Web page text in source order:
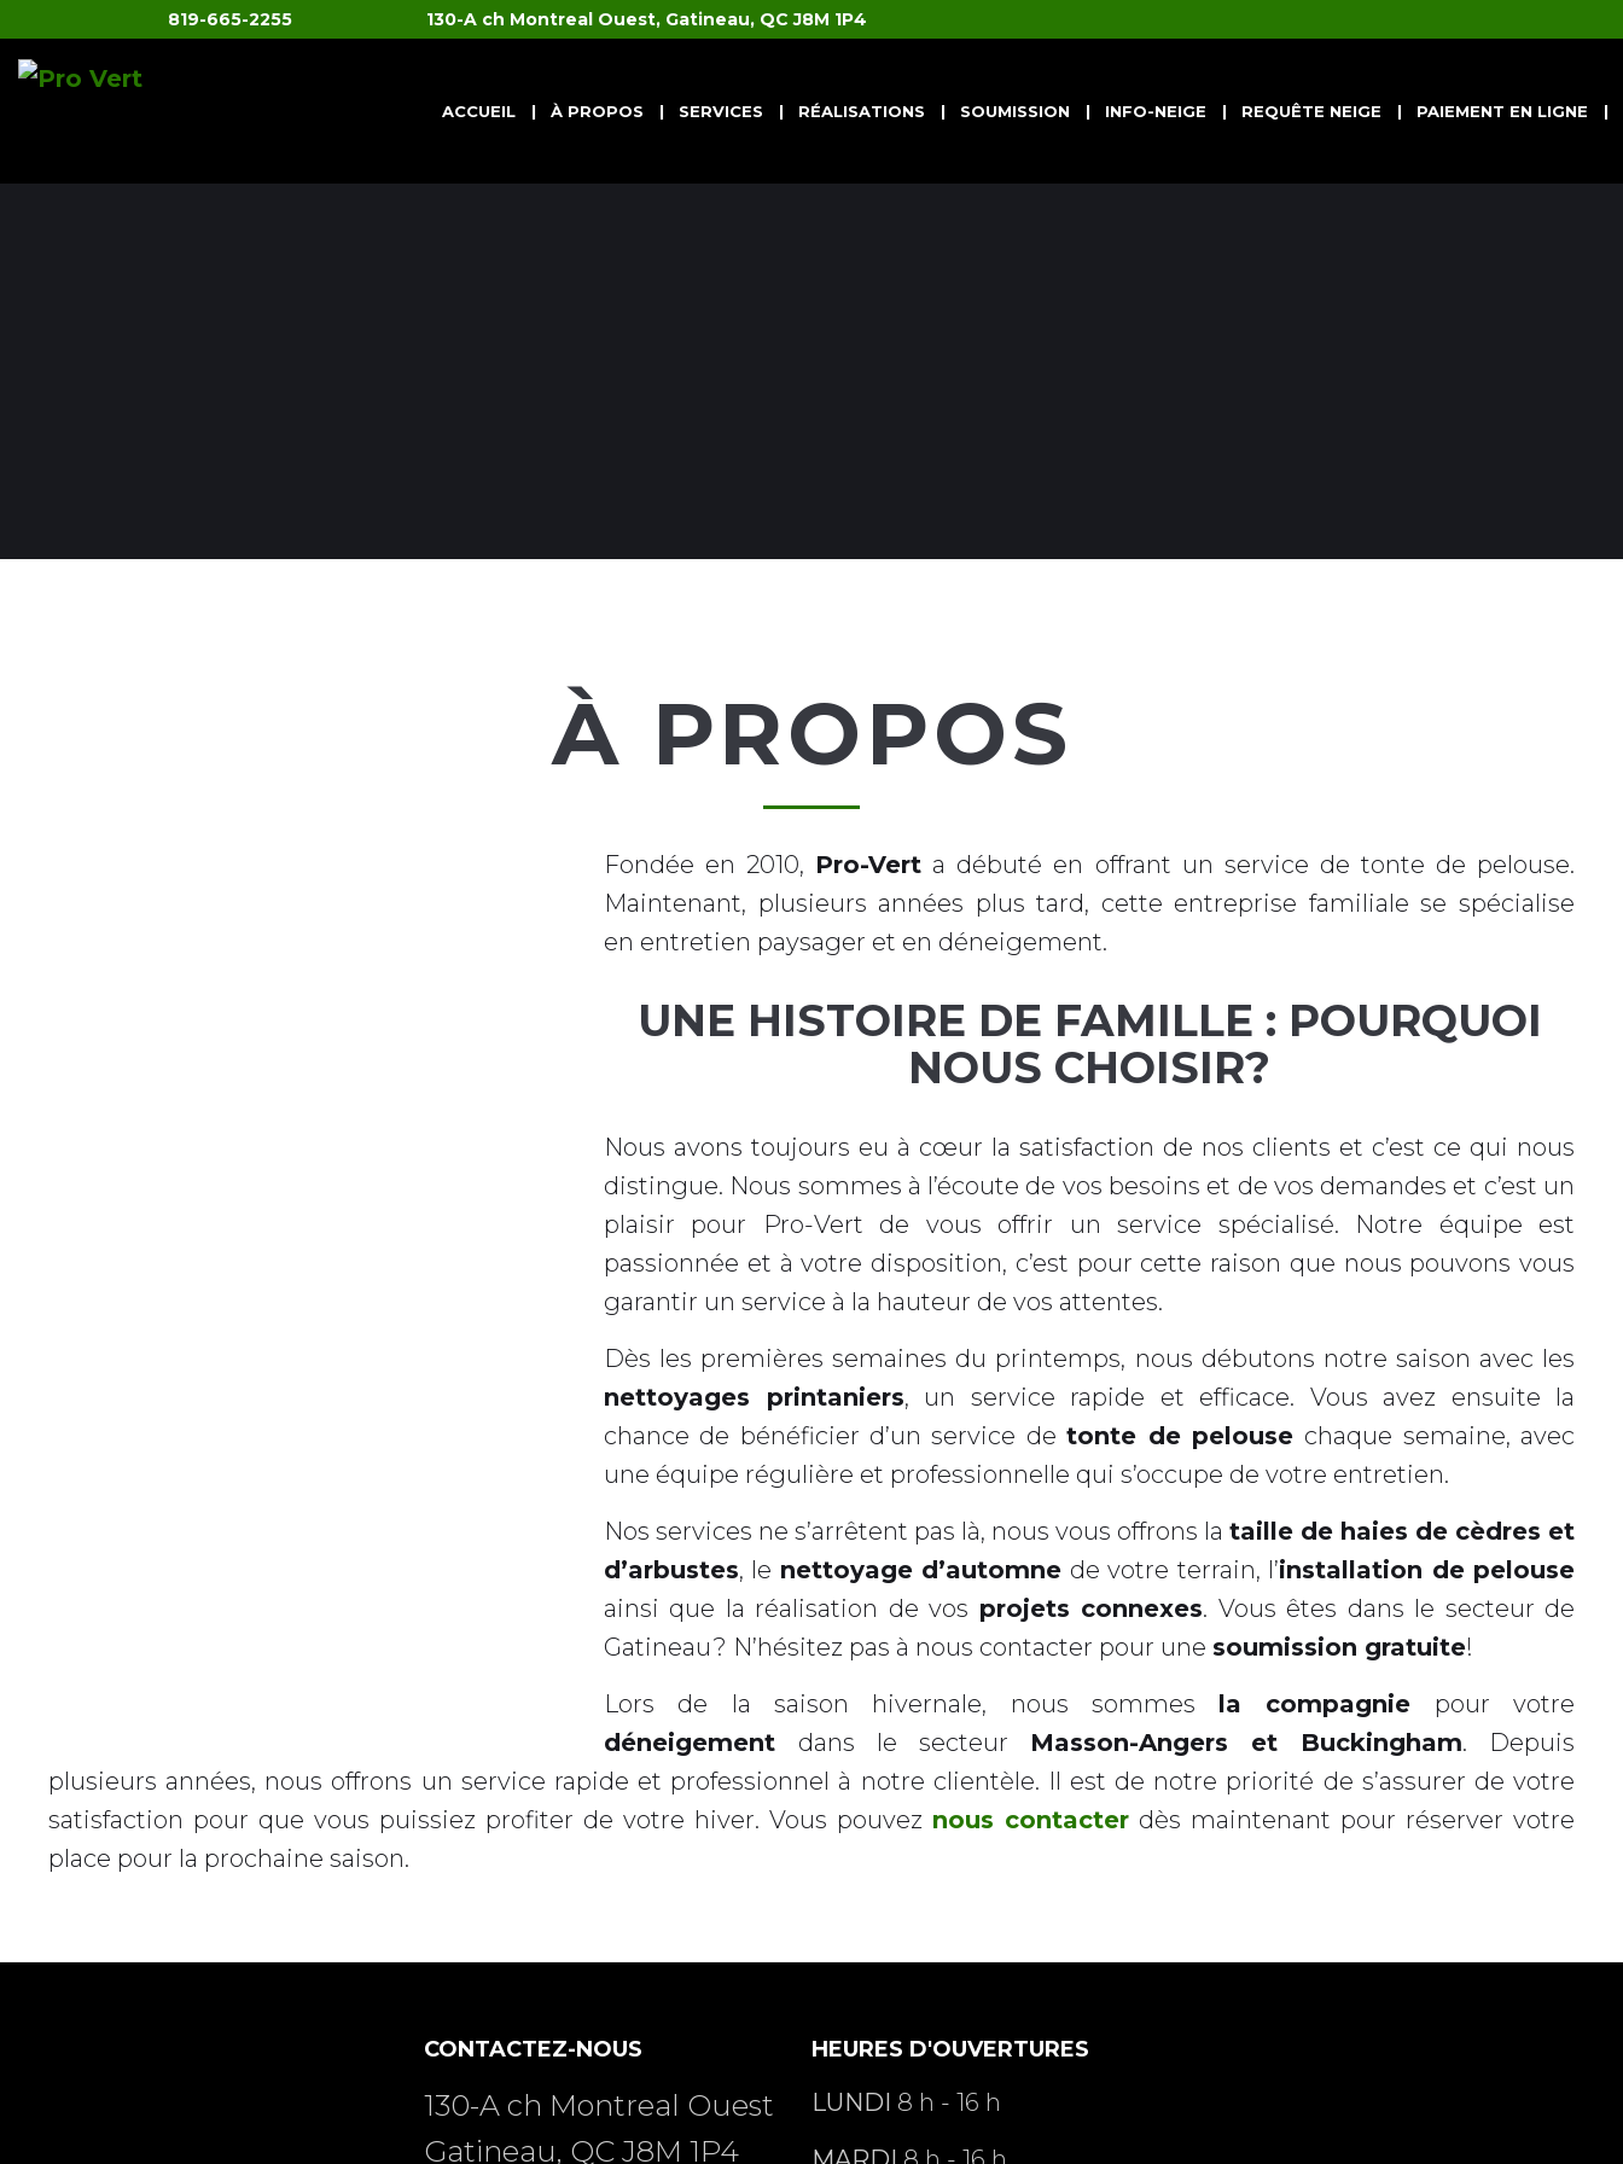
819-665-2255 130-A ch Montreal Ouest, Gatineau, QC J8M 1P4
ACCUEIL À PROPOS SERVICES RÉALISATIONS SOUMISSION INFO-NEIGE REQUÊTE NEIGE PAIEMENT EN LIGNE
À PROPOS
Fondée en 2010, Pro-Vert a débuté en offrant un service de tonte de pelouse.
Maintenant, plusieurs années plus tard, cette entreprise familiale se spécialise
en entretien paysager et en déneigement.
UNE HISTOIRE DE FAMILLE : POURQUOI
NOUS CHOISIR?
Nous avons toujours eu à cœur la satisfaction de nos clients et c’est ce qui nous
distingue. Nous sommes à l’écoute de vos besoins et de vos demandes et c’est un
plaisir pour Pro-Vert de vous offrir un service spécialisé. Notre équipe est
passionnée et à votre disposition, c’est pour cette raison que nous pouvons vous
garantir un service à la hauteur de vos attentes.
Dès les premières semaines du printemps, nous débutons notre saison avec les
nettoyages printaniers, un service rapide et efficace. Vous avez ensuite la
chance de bénéficier d’un service detonte de pelouse chaque semaine, avec
une équipe régulière et professionnelle qui s’occupe de votre entretien.
Nos services ne s’arrêtent pas là, nous vous offrons la taille de haies de cèdres et
d’arbustes, le nettoyage d’automne de votre terrain, l’installation de pelouse
ainsi que la réalisation de vos projets connexes. Vous êtes dans le secteur de
Gatineau? N’hésitez pas à nous contacter pour une soumission gratuite!
Lors de la saison hivernale, nous sommes la compagnie pour votre
déneigement dans le secteur Masson-Angers et Buckingham. Depuis
plusieurs années, nous offrons un service rapide et professionnel à notre clientèle. Il est de notre priorité de s’assurer de votre
satisfaction pour que vous puissiez profiter de votre hiver. Vous pouvez nous contacter dès maintenant pour réserver votre
place pour la prochaine saison.
CONTACTEZ-NOUS
130-A ch Montreal Ouest
Gatineau, QC J8M 1P4
HEURES D'OUVERTURES
LUNDI 8 h - 16 h